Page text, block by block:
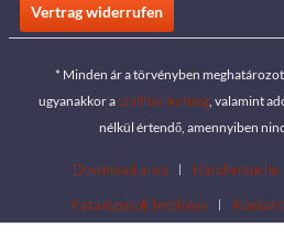
Vertrag widerrufen
* Minden ár a törvényben
ugyanakkor aszállítási költség, valamint
nélkül értendő, amennyiben
Download area Händlersuche
Katalógusok letöltése
Kontakt